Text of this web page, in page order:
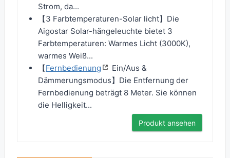
Strom, da...
【3 Farbtemperaturen-Solar licht】Die
Aigostar Solar-hängeleuchte bietet 3
Farbtemperaturen: Warmes Licht (3000K),
warmes Weiß...
【Fernbedienung
Ein/Aus &
Dämmerungsmodus】Die Entfernung der
Fernbedienung beträgt 8 Meter. Sie können
die Helligkeit...
Produkt ansehen